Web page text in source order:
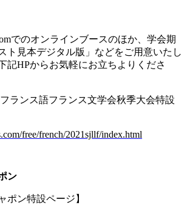
でのオンラインブースのほか、学会期
ト見本デジタル版」などをご用意いたし
記HPからお気軽にお立ちよりくださ
フランス語フランス文学会秋季大会特設
free/french/2021sjllf/index.html
ン
ポン特設ページ】